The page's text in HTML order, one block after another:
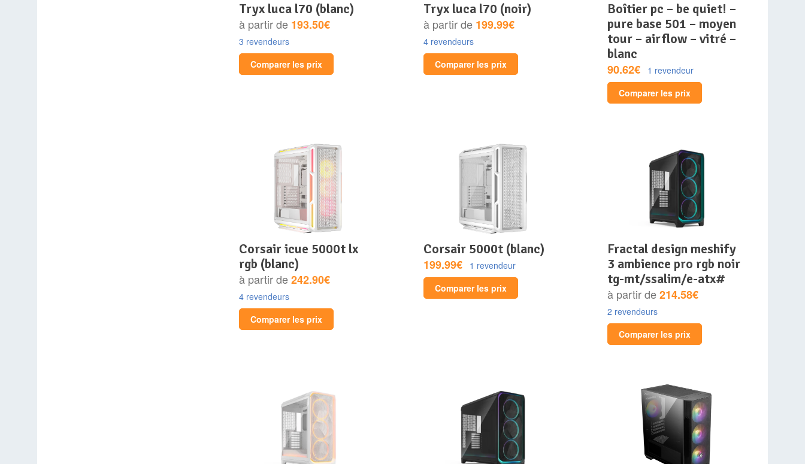
tryx luca l70 (blanc)
à partir de 193.50€
3 revendeurs
Comparer les prix
tryx luca l70 (noir)
à partir de 199.99€
4 revendeurs
Comparer les prix
boîtier pc – be quiet! –
pure base 501 – moyen
tour – airflow – vitré –
blanc
90.62€
1 revendeur
Comparer les prix
corsair icue 5000t lx
rgb (blanc)
à partir de242.90€
4 revendeurs
Comparer les prix
corsair 5000t (blanc)
199.99€
1 revendeur
Comparer les prix
fractal design meshify
3 ambience pro rgb noir
tg-mt/ssalim/e-atx#
à partir de214.58€
2 revendeurs
Comparer les prix